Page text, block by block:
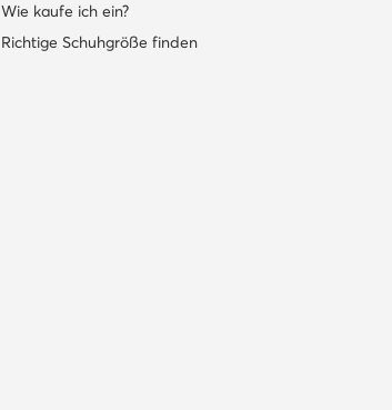
Wie kaufe ich ein?
Richtige Schuhgröße finden